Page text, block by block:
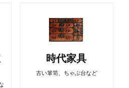
時代家具
古い箪笥、ちゃぶ台など